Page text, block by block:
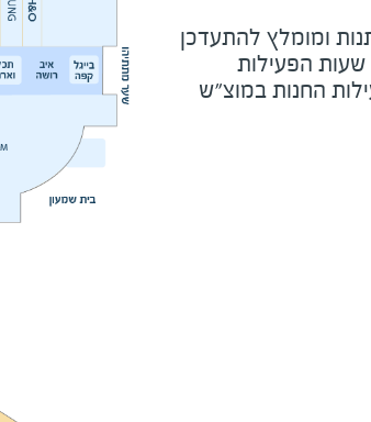
ומומלץ להתעדכן
שעות הפעילות
החנות במוצ"ש